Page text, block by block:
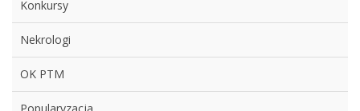
Konkursy
Nekrologi
OK PTM